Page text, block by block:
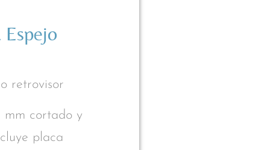
Espejo
retrovisor
cortado y
placa